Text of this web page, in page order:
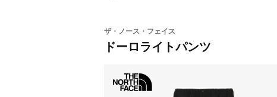
ザ・ノース・フェイス
ドーロライトパンツ